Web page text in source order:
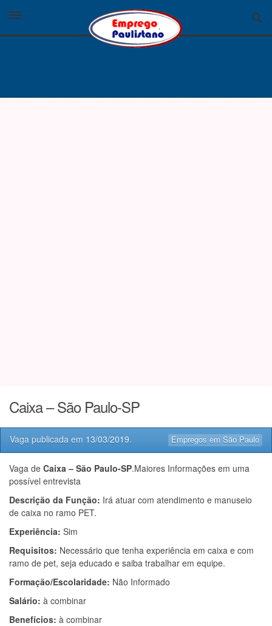
Caixa – São Paulo-SP
Empregos em São Paulo
Vaga publicada em 13/03/2019.
Vaga de Caixa – São Paulo-SP.Maiores Informações em uma
possível entrevista
Descrição da Função: Irá atuar com atendimento e manuseio
de caixa no ramo PET.
Experiência: Sim
Requisitos: Necessário que tenha experiência em caixa e com
ramo de pet, seja educado e saiba trabalhar em equipe.
Formação/Escolaridade: Não Informado
Salário: à combinar
Benefícios: à combinar